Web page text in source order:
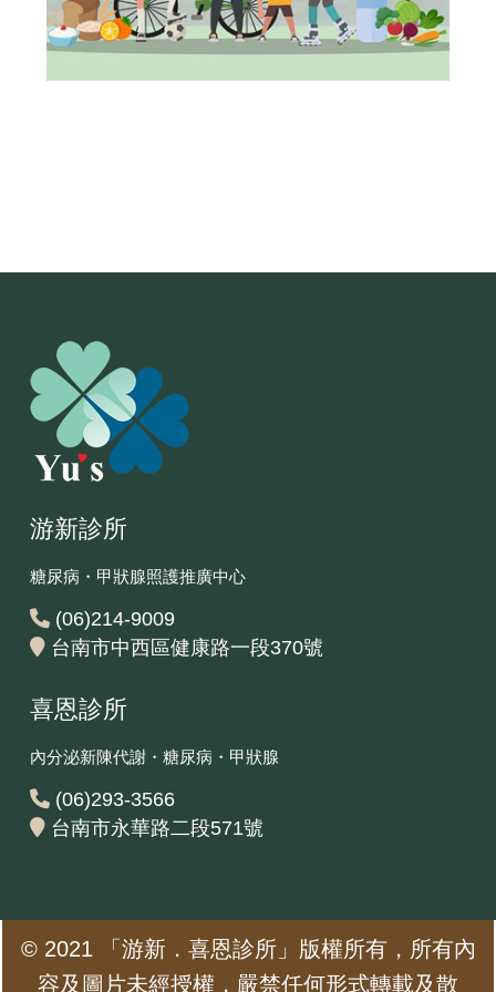
游新診所
糖尿病・甲狀腺照護推廣中心
(06)214-9009
台南市中西區健康路一段370號
喜恩診所
內分泌新陳代謝・糖尿病・甲狀腺
(06)293-3566
台南市永華路二段571號‎
© 2021 「游新．喜恩診所」版權所有，所有內
容及圖片未經授權，嚴禁任何形式轉載及散